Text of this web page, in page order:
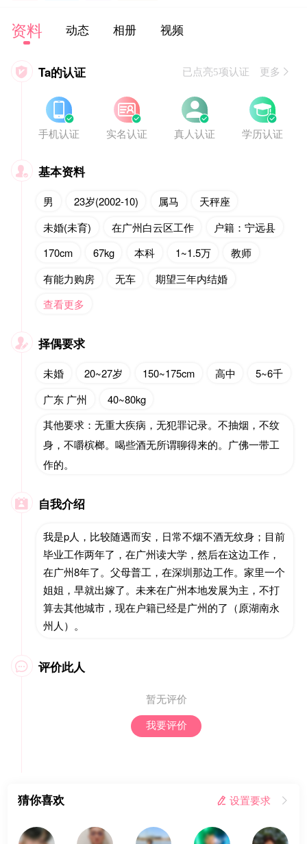
资料 动态 相册 视频
 Ta的认证 已点亮5项认证 更多


手机认证


实名认证


真人认证


学历认证
 基本资料
男 23岁(2002-10) 属马
天秤座
未婚(未育)
在广州白云区工作
户籍：宁远县
170cm
67kg 本科 1~1.5万
教师
有能力购房
无车
期望三年内结婚
查看更多
 择偶要求
未婚 20~27岁 150~175cm 高中
5~6千
广东 广州
40~80kg
其他要求：无重大疾病，无犯罪记录。不抽烟，不纹
身，不嚼槟榔。喝些酒无所谓聊得来的。广佛一带工
作的。
 自我介绍
我是p人，比较随遇而安，日常不烟不酒无纹身；目前
毕业工作两年了，在广州读大学，然后在这边工作，
在广州8年了。父母普工，在深圳那边工作。家里一个
姐姐，早就出嫁了。未来在广州本地发展为主，不打
算去其他城市，现在户籍已经是广州的了（原湖南永
州人）。
 评价此人
暂无评价
我要评价
猜你喜欢  设置要求 